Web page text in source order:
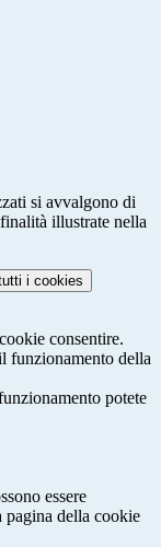
si avvalgono di
illustrate nella
i cookies
consentire.
funzionamento della
potete
essere
pagina della cookie